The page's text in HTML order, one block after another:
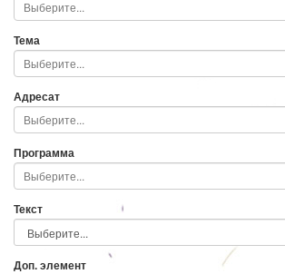
Тема
Адресат
Программа
Текст
Доп. элемент